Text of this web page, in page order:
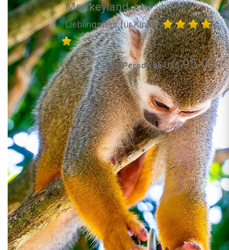
Monkeyland
Lieblingstour für Kinder
pro Person ab US$95.00